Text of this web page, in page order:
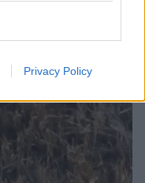
Privacy Policy